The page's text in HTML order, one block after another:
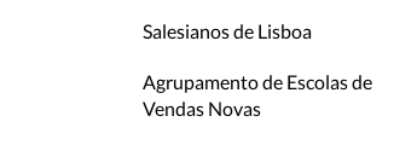
Salesianos de Lisboa
Agrupamento de Escolas de
Vendas Novas